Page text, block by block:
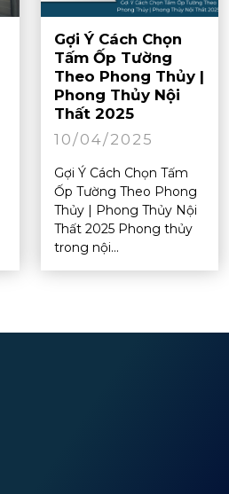
Gợi Ý Cách Chọn
Tấm Ốp Tường
Theo Phong Thủy |
Phong Thủy Nội
Thất 2025
10/04/2025
Gợi Ý Cách Chọn Tấm
Ốp Tường Theo Phong
Thủy | Phong Thủy Nội
Thất 2025 Phong thủy
trong nội...